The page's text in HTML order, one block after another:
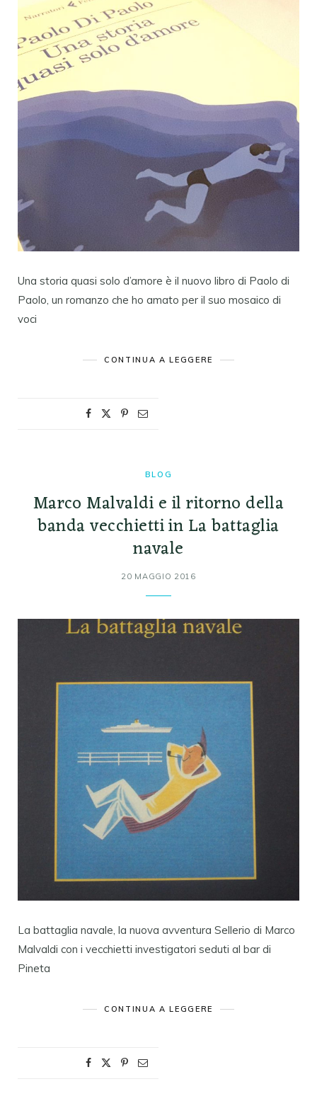
Una storia quasi solo d’amore è il nuovo libro di Paolo di
Paolo, un romanzo che ho amato per il suo mosaico di
voci
CONTINUA A LEGGERE
BLOG
Marco Malvaldi e il ritorno della
banda vecchietti in La battaglia
navale
20 MAGGIO 2016
La battaglia navale, la nuova avventura Sellerio di Marco
Malvaldi con i vecchietti investigatori seduti al bar di
Pineta
CONTINUA A LEGGERE